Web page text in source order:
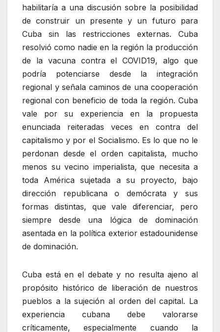
habilitaría a una discusión sobre la posibilidad
de construir un presente y un futuro para
Cuba sin las restricciones externas. Cuba
resolvió como nadie en la región la producción
de la vacuna contra el COVID19, algo que
podría potenciarse desde la integración
regional y señala caminos de una cooperación
regional con beneficio de toda la región. Cuba
vale por su experiencia en la propuesta
enunciada reiteradas veces en contra del
capitalismo y por el Socialismo. Es lo que no le
perdonan desde el orden capitalista, mucho
menos su vecino imperialista, que necesita a
toda América sujetada a su proyecto, bajo
dirección republicana o demócrata y sus
formas distintas, que vale diferenciar, pero
siempre desde una lógica de dominación
asentada en la política exterior estadounidense
de dominación.
Cuba está en el debate y no resulta ajeno al
propósito histórico de liberación de nuestros
pueblos a la sujeción al orden del capital. La
experiencia cubana debe valorarse
críticamente, especialmente cuando la